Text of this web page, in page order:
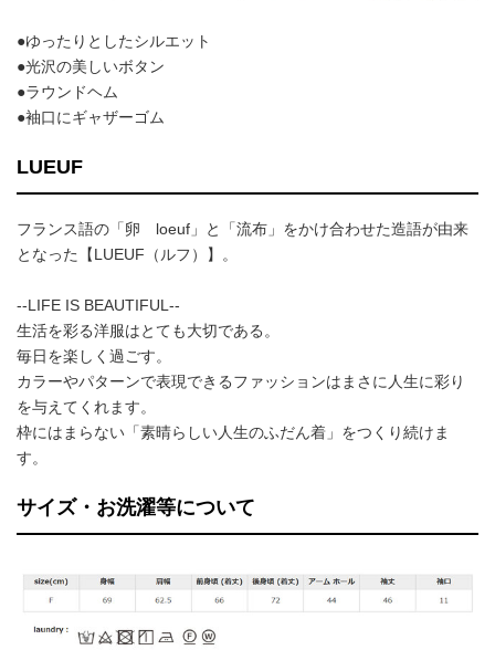
●ゆったりとしたシルエット
●光沢の美しいボタン
●ラウンドヘム
●袖口にギャザーゴム
LUEUF
フランス語の「卵 loeuf」と「流布」をかけ合わせた造語が由来
となった【LUEUF（ルフ）】。
--LIFE IS BEAUTIFUL--
生活を彩る洋服はとても大切である。
毎日を楽しく過ごす。
カラーやパターンで表現できるファッションはまさに人生に彩り
を与えてくれます。
枠にはまらない「素晴らしい人生のふだん着」をつくり続けま
す。
サイズ・お洗濯等について